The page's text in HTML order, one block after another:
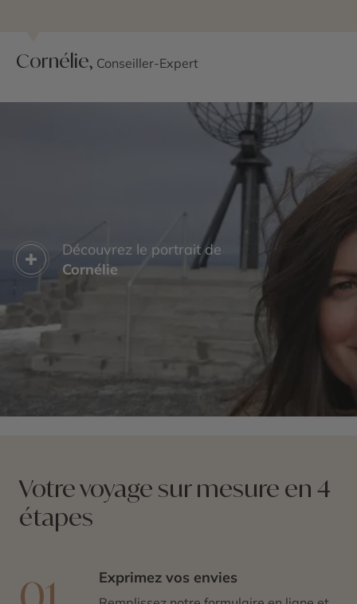
Cornélie, Conseiller-Expert
Découvrez le portrait de
Cornélie
Votre voyage sur mesure en 4
étapes
Exprimez vos envies